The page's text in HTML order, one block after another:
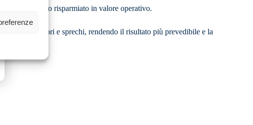
il tempo risparmiato in valore operativo.
variazioni, errori e sprechi, rendendo il risultato più prevedibile e la